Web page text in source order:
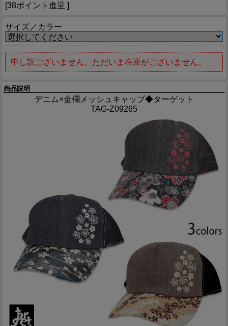
[38ポイント進呈 ]
サイズ／カラー
申し訳ございません。ただいま在庫がございません。
商品説明
デニム×金襴メッシュキャップ◆ターゲット
TAG-Z09265